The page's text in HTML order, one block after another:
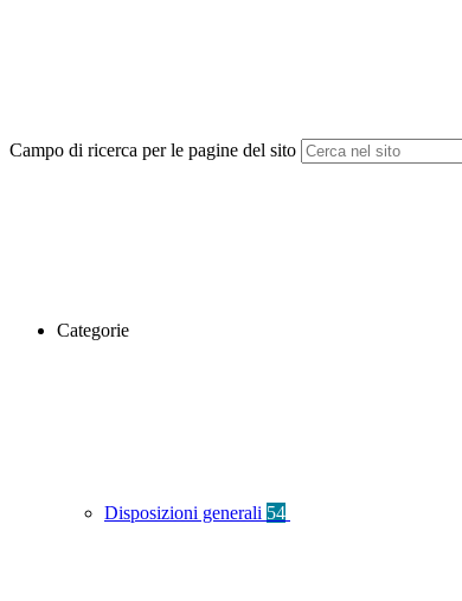
Campo di ricerca per le pagine del sito
Categorie
Disposizioni generali 54